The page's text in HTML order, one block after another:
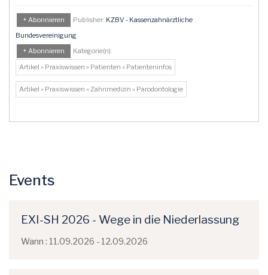
+ Abonnieren Publisher: KZBV - Kassenzahnärztliche
Bundesvereinigung
+ Abonnieren
Kategorie(n):
Artikel » Praxiswissen » Patienten » Patienteninfos
Artikel » Praxiswissen » Zahnmedizin » Parodontologie
Events
EXI-SH 2026 - Wege in die Niederlassung
Wann : 11.09.2026 - 12.09.2026